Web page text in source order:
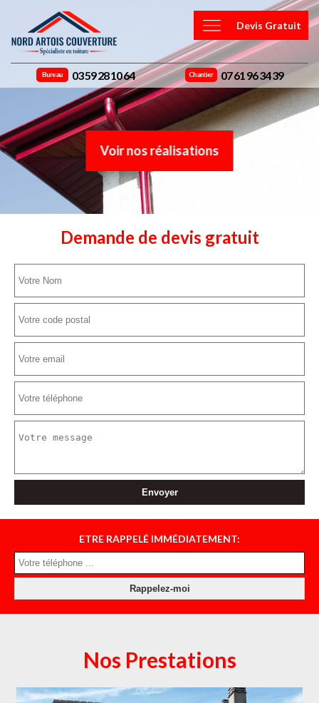
Devis Gratuit
Bureau 03 59 28 10 64 Chantier 07 61 96 34 39
Voir nos réalisations
Demande de devis gratuit
ETRE RAPPELÉ IMMÉDIATEMENT:
Nos Prestations